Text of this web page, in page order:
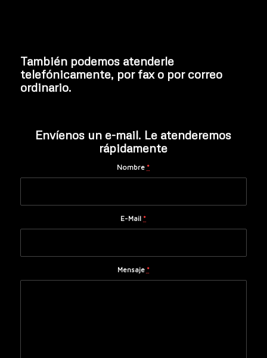
También podemos atenderle
telefónicamente, por fax o por correo
ordinario.
Envíenos un e-mail. Le atenderemos
rápidamente
Nombre *
E-Mail *
Mensaje *